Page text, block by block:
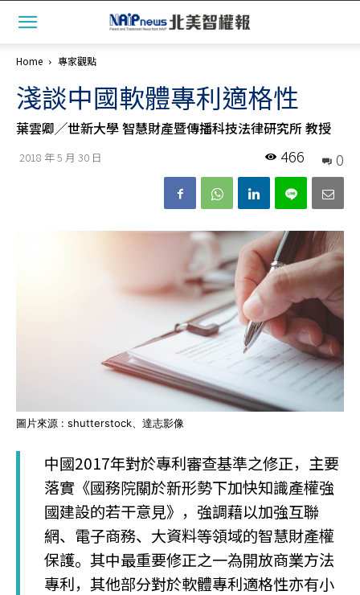
Home 專家觀點
淺談中國軟體專利適格性
葉雲卿╱世新大學 智慧財產暨傳播科技法律研究所 教授
2018 年 5 月 30 日 0
466
圖片來源 : shutterstock、達志影像
中國2017年對於專利審查基準之修正，主要
落實《國務院關於新形勢下加快知識產權強
國建設的若干意見》，強調藉以加強互聯
網、電子商務、大資料等領域的智慧財產權
保護。其中最重要修正之一為開放商業方法
專利，其他部分對於軟體專利適格性亦有小